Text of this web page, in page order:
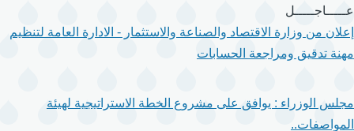
تجاوز
إلى
المحتوى
عـــــاجـــــل
إعلان من وزارة الاقتصاد والصناعة والاستثمار - الادارة العامة لتنظيم
مهنة تدقيق ومراجعة الحسابات
مجلس الوزراء : يوافق على مشروع الخطة الاستراتيجية لهيئة
المواصفات..